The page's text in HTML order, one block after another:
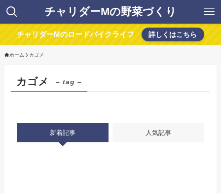
チャリダーMの野菜づくり
チャリダーMのロードバイクライフ 詳しくはこちら
ホーム カゴメ
カゴメ – tag –
新着記事 人気記事